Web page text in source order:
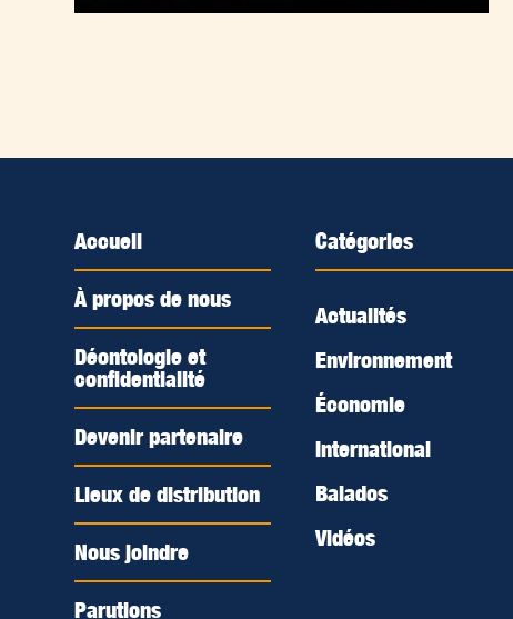
Accueil
À propos de nous
Déontologie et
confidentialité
Devenir partenaire
Lieux de distribution
Nous joindre
Parutions
Catégories
Actualités
Environnement
Économie
International
Balados
Vidéos